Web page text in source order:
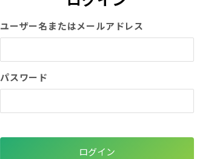
ユーザー名またはメールアドレス
パスワード